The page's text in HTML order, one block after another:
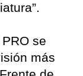
se
más